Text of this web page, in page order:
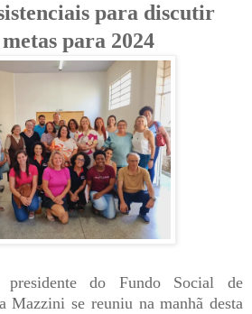
para discutir
para 2024
do Fundo Social de
Mazzini se reuniu na manhã desta